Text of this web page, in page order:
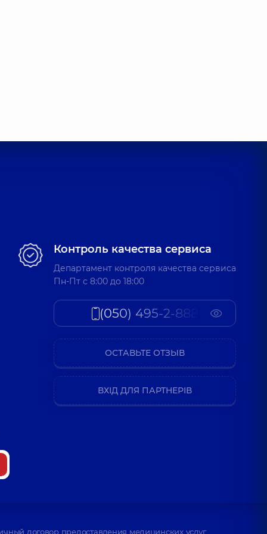
Контроль качества сервиса
Департамент контроля качества сервиса
Пн-Пт c 8:00 до 18:00
(050) 495-2-888
ОСТАВЬТЕ ОТЗЫВ
ВХІД ДЛЯ ПАРТНЕРІВ
договор предоставления медицинских услуг